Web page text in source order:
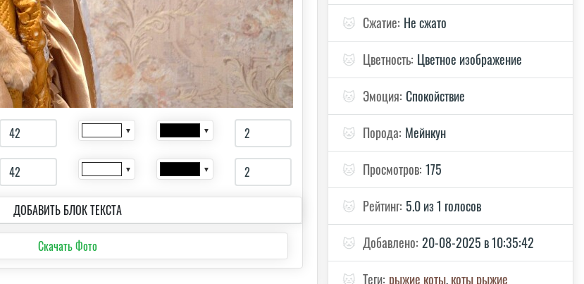
▼ ▼
▼ ▼
ДОБАВИТЬ БЛОК ТЕКСТА
Скачать Фото
🐱 Сжатие: Не сжато
🐱 Цветность: Цветное изображение
🐱 Эмоция: Спокойствие
🐱 Порода: Мейнкун
🐱 Просмотров: 175
🐱 Рейтинг: 5.0 из 1 голосов
🐱 Добавлено: 20-08-2025 в 10:35:42
🐱 Теги: рыжие коты,коты рыжие